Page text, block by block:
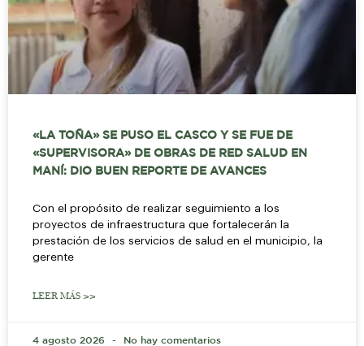
«LA TOÑA» SE PUSO EL CASCO Y SE FUE DE
«SUPERVISORA» DE OBRAS DE RED SALUD EN
MANÍ: DIO BUEN REPORTE DE AVANCES
Con el propósito de realizar seguimiento a los
proyectos de infraestructura que fortalecerán la
prestación de los servicios de salud en el municipio, la
gerente
LEER MÁS >>
4 agosto 2026 No hay comentarios